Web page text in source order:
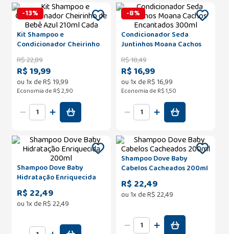
-13%
Kit Shampoo e
Condicionador Cheirinho
de Bebê Azul 210ml Cada
R$22,89
R$ 19,99
ou1x deR$19,99
Economia de R$ 2,90
-8%
Condicionador Seda
Juntinhos Moana Cachos
Encantados 300ml
R$18,49
R$ 16,99
ou1x deR$16,99
Economia de R$ 1,50
Shampoo Dove Baby
Hidratação Enriquecida
200ml
R$ 22,49
ou1x deR$22,49
Shampoo Dove Baby
Cabelos Cacheados 200ml
R$ 22,49
ou1x deR$22,49